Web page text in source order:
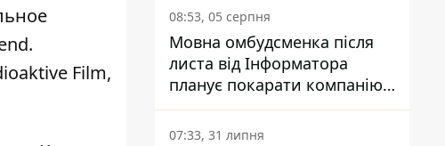
Film,
08:53, 05 серпня
Мовна омбудсменка після
листа від Інформатора
планує покарати компанію-
підрядника ПриватБанку
07:33, 31 липня